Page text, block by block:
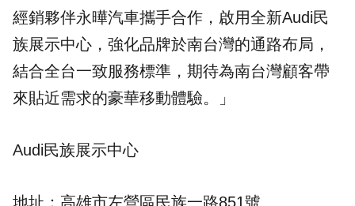
經銷夥伴永曄汽車攜手合作，啟用全新Audi民
族展示中心，強化品牌於南台灣的通路布局，
結合全台一致服務標準，期待為南台灣顧客帶
來貼近需求的豪華移動體驗。」
Audi民族展示中心
地址：高雄市左營區民族一路851號